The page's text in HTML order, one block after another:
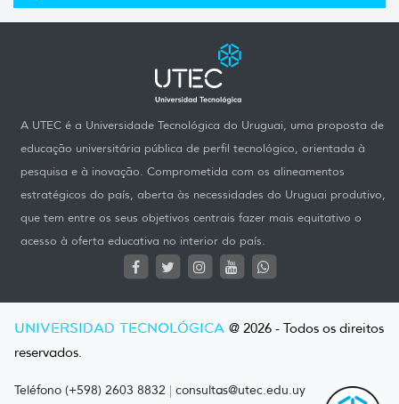
A UTEC é a Universidade Tecnológica do Uruguai, uma proposta de
educação universitária pública de perfil tecnológico, orientada à
pesquisa e à inovação. Comprometida com os alineamentos
estratégicos do país, aberta às necessidades do Uruguai produtivo,
que tem entre os seus objetivos centrais fazer mais equitativo o
acesso à oferta educativa no interior do país.
UNIVERSIDAD TECNOLÓGICA @ 2026 - Todos os direitos
reservados.
Teléfono (+598) 2603 8832 | consultas@utec.edu.uy